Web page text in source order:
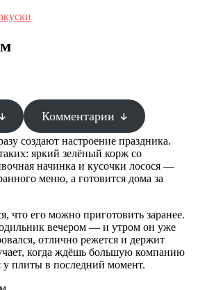
Комментарии
создают настроение праздника.
яркий зелёный корж со
начинка и кусочки лосося —
меню, а готовится дома за
что его можно приготовить заранее.
вечером — и утром он уже
отлично режется и держит
когда ждёшь большую компанию
у плиты в последний момент.